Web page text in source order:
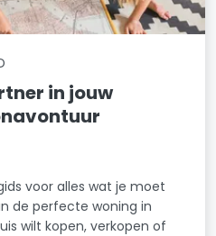
in jouw
voor alles wat je moet
de perfecte woning in
wilt kopen, verkopen of